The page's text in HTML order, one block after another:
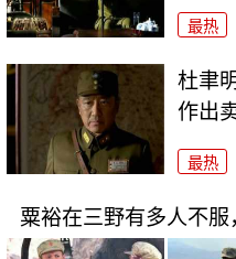
最热
杜聿
作出
最热
粟裕在三野有多人不